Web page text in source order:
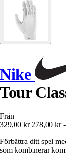
Nike
Tour
Från
329,00 kr 278,00 kr
Förbättra ditt spel
som kombinerar